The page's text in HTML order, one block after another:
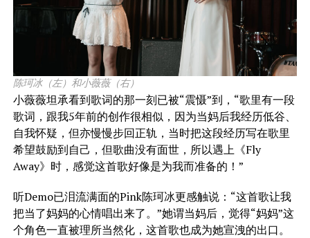
陈珂冰（左）和小薇薇（右）
小薇薇坦承看到歌词的那一刻已被“震慑”到，“歌里有一段
歌词，跟我5年前的创作很相似，因为当妈后我经历低谷、
自我怀疑，但亦慢慢步回正轨，当时把这段经历写在歌里
希望鼓励到自己，但歌曲没有面世，所以遇上《Fly
Away》时，感觉这首歌好像是为我而准备的！”
听Demo已泪流满面的Pink陈珂冰更感触说：“这首歌让我
把当了妈妈的心情唱出来了。”她谓当妈后，觉得“妈妈”这
个角色一直被理所当然化，这首歌也成为她宣洩的出口。